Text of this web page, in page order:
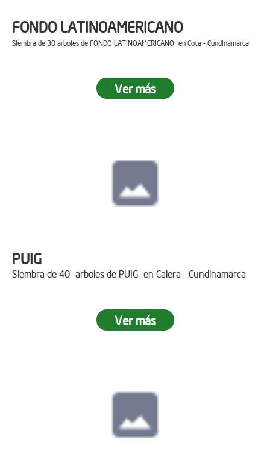
FONDO LATINOAMERICANO
Siembra de 30 arboles de FONDO LATINOAMERICANO en Cota - Cundinamarca
Ver más
PUIG
Siembra de 40 arboles de PUIG en Calera - Cundinamarca
Ver más